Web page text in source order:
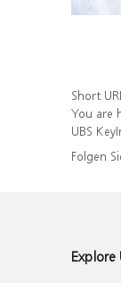
Short
You are
UBS
Folgen
Explore